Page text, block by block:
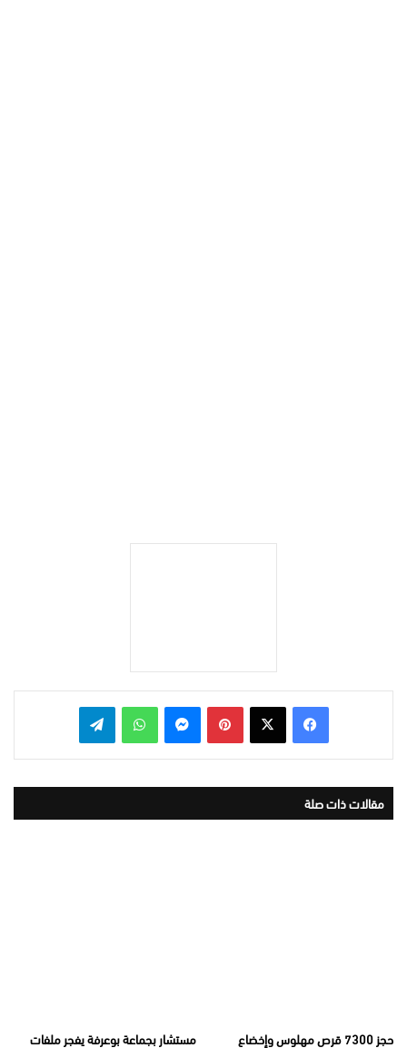
بينتيريست واتساب
مقالات ذات صلة
حجز 7300 قرص مهلوس وإخضاع مستشار بجماعة بوعرفة يفجر ملفات